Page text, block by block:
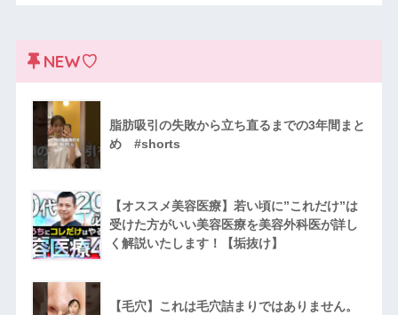
NEW♡
脂肪吸引の失敗から立ち直るまでの3年間まと
め #shorts
【オススメ美容医療】若い頃に”これだけ”は
受けた方がいい美容医療を美容外科医が詳し
く解説いたします！【垢抜け】
【毛穴】これは毛穴詰まりではありません。